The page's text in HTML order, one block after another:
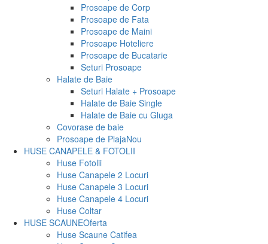
Prosoape de Corp
Prosoape de Fata
Prosoape de Maini
Prosoape Hoteliere
Prosoape de Bucatarie
Seturi Prosoape
Halate de Baie
Seturi Halate + Prosoape
Halate de Baie Single
Halate de Baie cu Gluga
Covorase de baie
Prosoape de PlajaNou
HUSE CANAPELE & FOTOLII
Huse Fotolii
Huse Canapele 2 Locuri
Huse Canapele 3 Locuri
Huse Canapele 4 Locuri
Huse Coltar
HUSE SCAUNEOferta
Huse Scaune Catifea